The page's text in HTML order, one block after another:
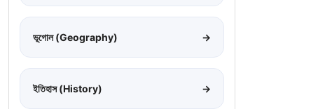
ভূগোল (Geography) →
ইতিহাস (History) →